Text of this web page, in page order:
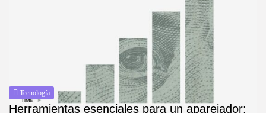
Tecnología
Herramientas esenciales para un aparejador: